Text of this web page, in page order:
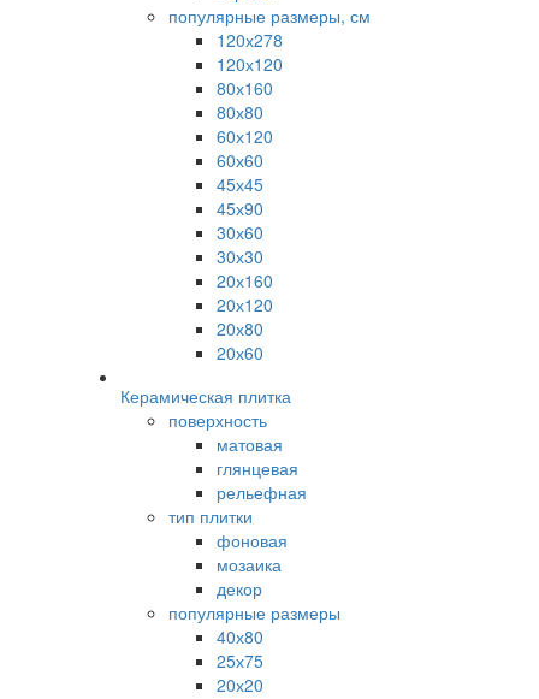
популярные размеры, см
120х278
120х120
80х160
80х80
60х120
60х60
45х45
45х90
30х60
30х30
20х160
20х120
20х80
20х60
Керамическая плитка
поверхность
матовая
глянцевая
рельефная
тип плитки
фоновая
мозаика
декор
популярные размеры
40х80
25х75
20х20